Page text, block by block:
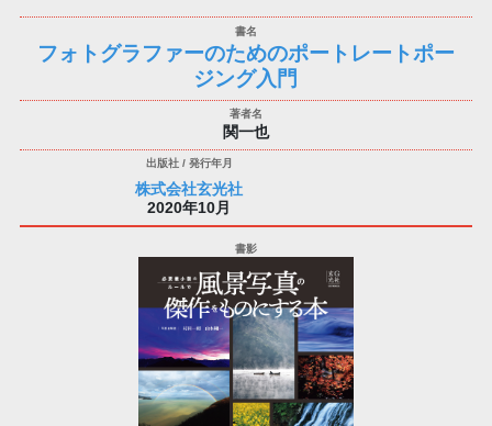
フォトグラファーのためのポートレートポー
ジング入門
関一也
株式会社玄光社
2020年10月